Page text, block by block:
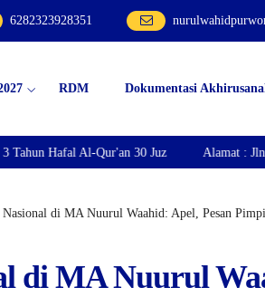
6282323928351
RDM Dokumentasi
30 Juz Alamat : Jln. Besole-Krandegan
di MA Nuurul Waahid: Apel, Pesan
di MA Nuurul